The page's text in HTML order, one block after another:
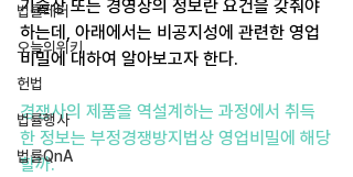
법률레터
오늘의위키
헌법
법률행사
법률QnA
기술상 또는 경영상의 정보란 요건을 갖춰야
하는데, 아래에서는 비공지성에 관련한 영업
비밀에 대하여 알아보고자 한다.
경쟁사의 제품을 역설계하는 과정에서 취득
한 정보는 부정경쟁방지법상 영업비밀에 해당
할까.